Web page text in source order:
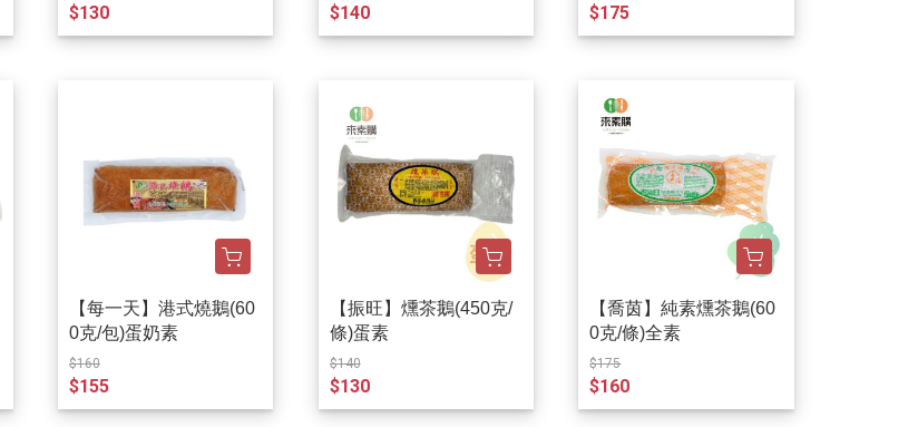
$130 $140 $175
【每一天】港式燒鵝(60
0克/包)蛋奶素
$160
$155
【振旺】燻茶鵝(450克/
條)蛋素
$140
$130
【喬茵】純素燻茶鵝(60
0克/條)全素
$175
$160